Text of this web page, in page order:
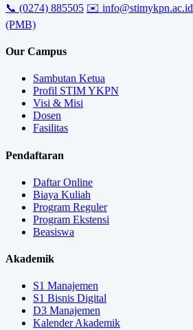
📞 (0274) 885505 ✉️ info@stimykpn.ac.id
(PMB)
Our Campus
Sambutan Ketua
Profil STIM YKPN
Visi & Misi
Dosen
Fasilitas
Pendaftaran
Daftar Online
Biaya Kuliah
Program Reguler
Program Ekstensi
Beasiswa
Akademik
S1 Manajemen
S1 Bisnis Digital
D3 Manajemen
Kalender Akademik